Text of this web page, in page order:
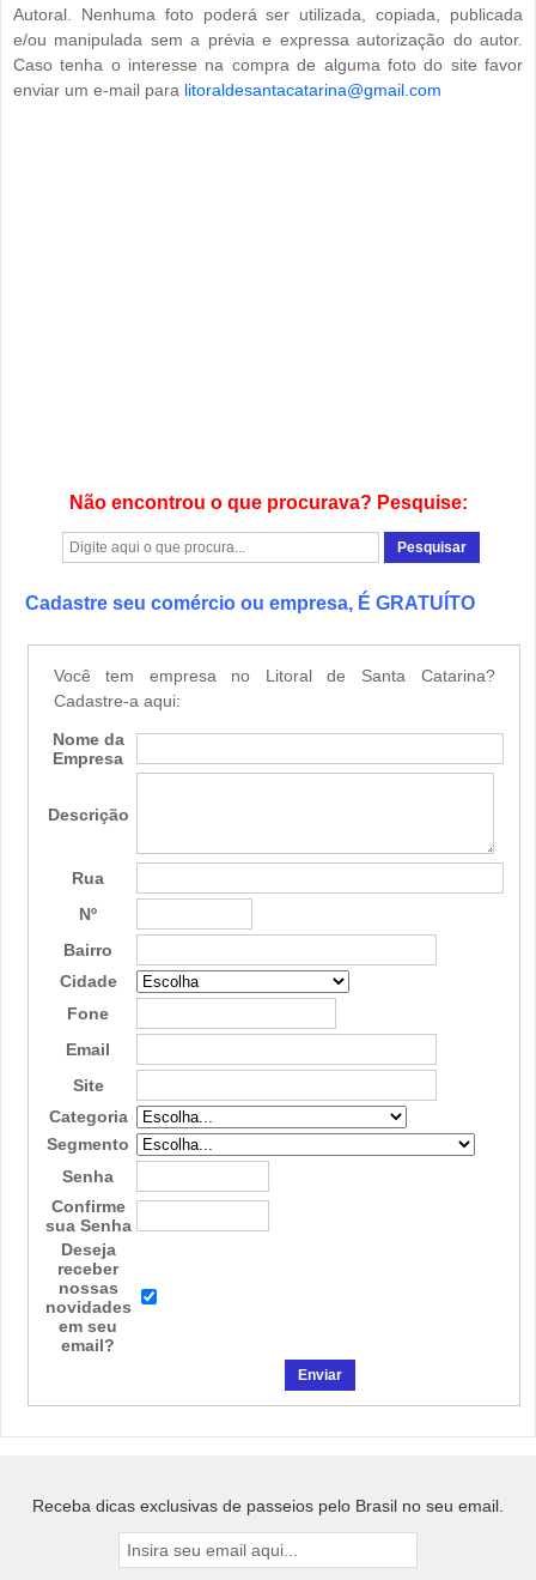
Autoral. Nenhuma foto poderá ser utilizada, copiada, publicada
e/ou manipulada sem a prévia e expressa autorização do autor.
Caso tenha o interesse na compra de alguma foto do site favor
enviar um e-mail para litoraldesantacatarina@gmail.com
Não encontrou o que procurava? Pesquise:
Cadastre seu comércio ou empresa, É GRATUÍTO
Você tem empresa no Litoral de Santa Catarina?
Cadastre-a aqui:
Nome da
Empresa
Descrição
Rua
Nº
Bairro
Cidade
Fone
Email
Site
Categoria
Segmento
Senha
Confirme
sua Senha
Deseja
receber
nossas
novidades
em seu
email?
Receba dicas exclusivas de passeios pelo Brasil no seu email.